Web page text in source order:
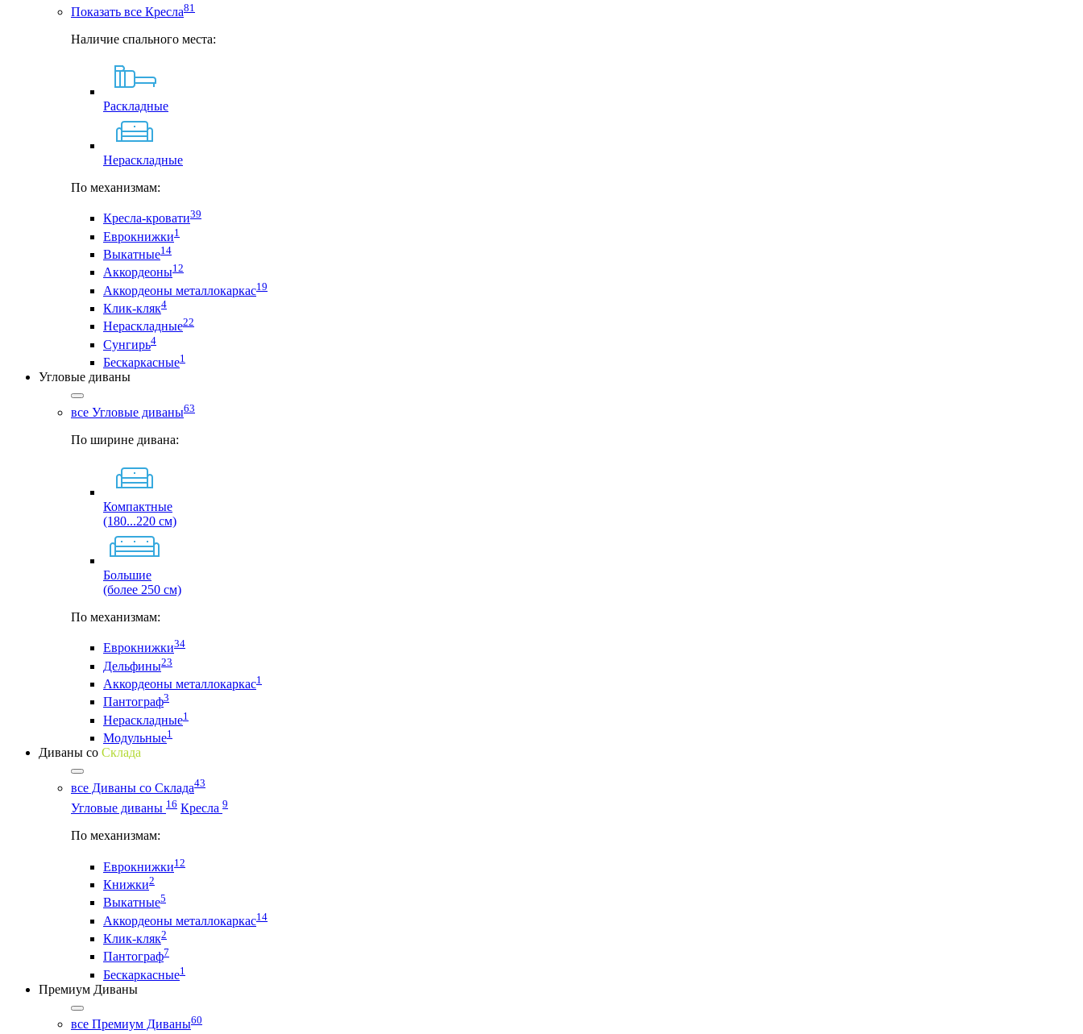
Показать все Кресла81
Наличие спального места:
Раскладные
Нераскладные
По механизмам:
Кресла-кровати39
Еврокнижки1
Выкатные14
Аккордеоны12
Аккордеоны металлокаркас19
Клик-кляк4
Нераскладные22
Сунгирь4
Бескаркасные1
Угловые диваны
все Угловые диваны63
По ширине дивана:
Компактные
(180...220 см)
Большие
(более 250 см)
По механизмам:
Еврокнижки34
Дельфины23
Аккордеоны металлокаркас1
Пантограф3
Нераскладные1
Модульные1
Диваны со Склада
все Диваны со Склада43
Угловые диваны 16 Кресла 9
По механизмам:
Еврокнижки12
Книжки2
Выкатные5
Аккордеоны металлокаркас14
Клик-кляк2
Пантограф7
Бескаркасные1
Премиум Диваны
все Премиум Диваны60